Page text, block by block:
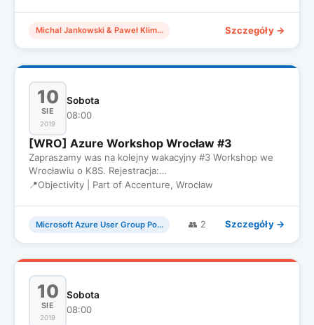
Michal Jankowski & Paweł Klimczyk Szczegóły →
10
SIE
2019
Sobota
08:00
[WRO] Azure Workshop Wrocław #3
Zapraszamy was na kolejny wakacyjny #3 Workshop we
Wrocławiu o K8S. Rejestracja:
https://www.eventbrite.com/e/wro-azure-…
📍Objectivity | Part of Accenture, Wrocław
Microsoft Azure User Group Poland 👥 2 Szczegóły →
10
SIE
2019
Sobota
08:00